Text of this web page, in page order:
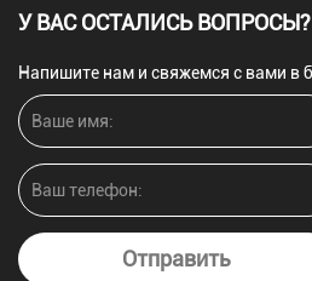
У ВАС ОСТАЛИСЬ ВОПРОСЫ?
Напишите нам и свяжемся с вами в
Отправить